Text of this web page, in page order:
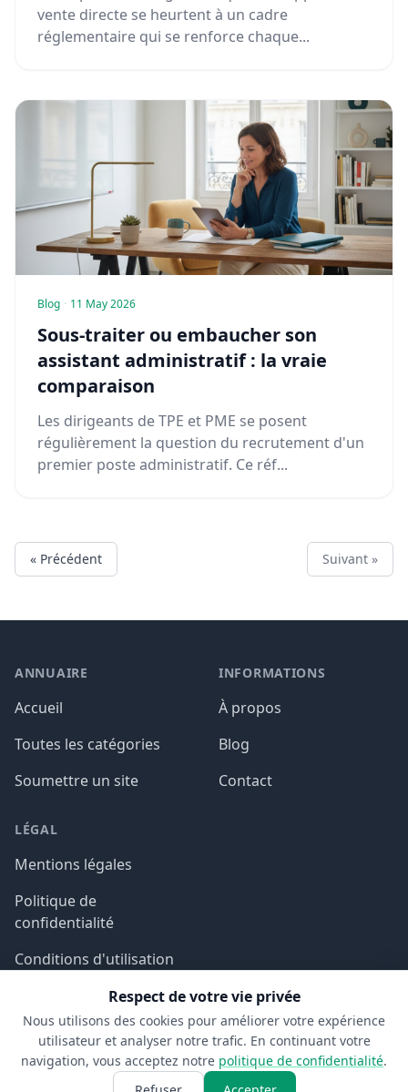
vente directe se heurtent à un cadre
réglementaire qui se renforce chaque...
Blog · 11 May 2026
Sous-traiter ou embaucher son
assistant administratif : la vraie
comparaison
Les dirigeants de TPE et PME se posent
régulièrement la question du recrutement d'un
premier poste administratif. Ce réf...
« Précédent Suivant »
ANNUAIRE
Accueil
Toutes les catégories
Soumettre un site
INFORMATIONS
À propos
Blog
Contact
LÉGAL
Mentions légales
Politique de
confidentialité
Conditions d'utilisation
© 2026 Aspect SDM. Tous droits réservés.
Respect de votre vie privée
Nous utilisons des cookies pour améliorer votre expérience
utilisateur et analyser notre trafic. En continuant votre
navigation, vous acceptez notre politique de confidentialité.